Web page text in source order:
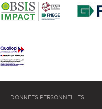
DONNÉES PERSONNELLES